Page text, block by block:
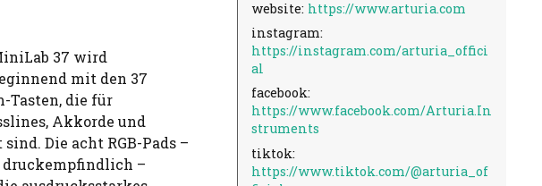
37 wird
mit den 37
Tasten, die für
Akkorde und
Die acht RGB-Pads –
druckempfindlich –
website: https://www.arturia.com
instagram:
https://instagram.com/arturia_offici
al
facebook:
https://www.facebook.com/Arturia.In
struments
tiktok:
https://www.tiktok.com/@arturia_of